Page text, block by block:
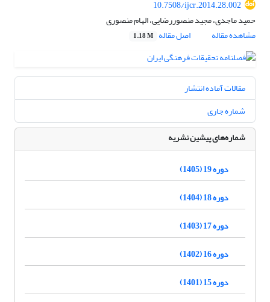
10.7508/ijcr.2014.28.002
حمید ماجدی، مجید منصوررضایی، الهام منصوری
مشاهده مقاله
اصل مقاله 1.18 M
مقالات آماده انتشار
شماره جاری
شماره‌های پیشین نشریه
دوره 19 (1405)
دوره 18 (1404)
دوره 17 (1403)
دوره 16 (1402)
دوره 15 (1401)